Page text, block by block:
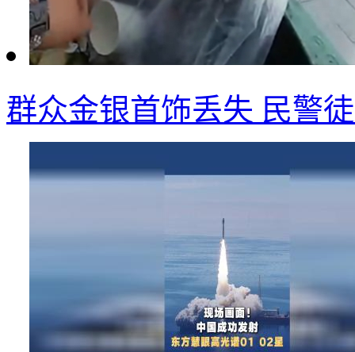
群众金银首饰丢失 民警